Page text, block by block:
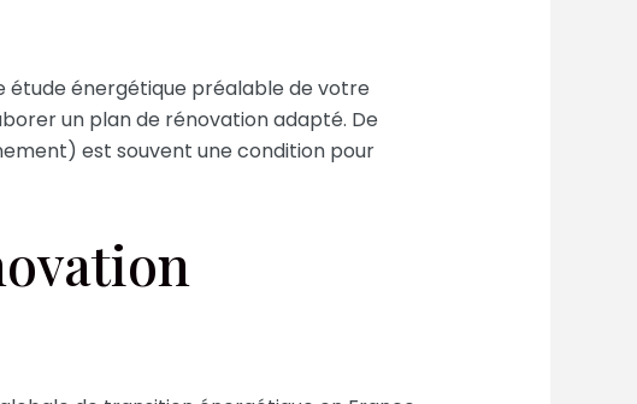
étude énergétique préalable de votre
un plan de rénovation adapté. De
est souvent une condition pour